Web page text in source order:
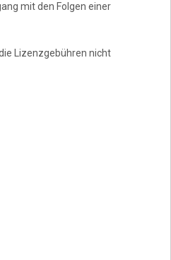
mit den Folgen einer
Lizenzgebühren nicht